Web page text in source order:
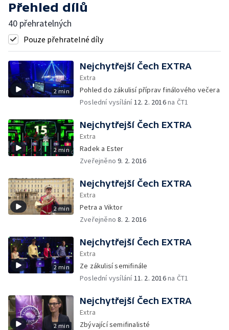
Přehled dílů
40 přehratelných
Pouze přehratelné díly
2 min
Nejchytřejší Čech EXTRA
Extra
Pohled do zákulisí příprav finálového večera
Poslední vysílání12. 2. 2016na ČT1
2 min
Nejchytřejší Čech EXTRA
Extra
Radek a Ester
Zveřejněno9. 2. 2016
2 min
Nejchytřejší Čech EXTRA
Extra
Petra a Viktor
Zveřejněno8. 2. 2016
2 min
Nejchytřejší Čech EXTRA
Extra
Ze zákulisí semifinále
Poslední vysílání11. 2. 2016na ČT1
2 min
Nejchytřejší Čech EXTRA
Extra
Zbývající semifinalisté